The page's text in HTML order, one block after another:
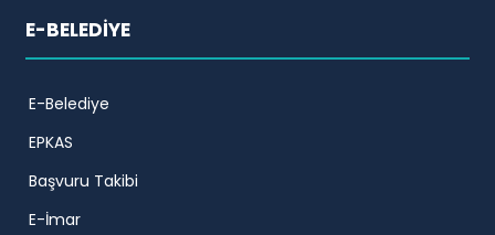
E-BELEDİYE
E-Belediye
EPKAS
Başvuru Takibi
E-İmar